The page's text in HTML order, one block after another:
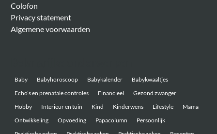
Colofon
Privacy statement
Algemene voorwaarden
Baby Babyhoroscoop Babykalender
Babykwaaltjes
Echo’s en prenatale controles
Financieel
Gezond zwanger
Hobby
Interieur en tuin Kind Kinderwens Lifestyle
Mama
Ontwikkeling
Opvoeding Papacolumn
Persoonlijk